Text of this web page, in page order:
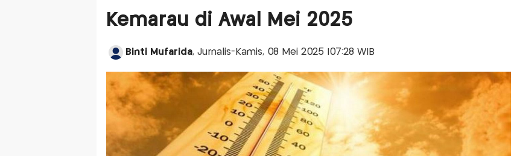
Kemarau di Awal Mei 2025
Binti Mufarida, Jurnalis-Kamis, 08 Mei 2025 |07:28 WIB